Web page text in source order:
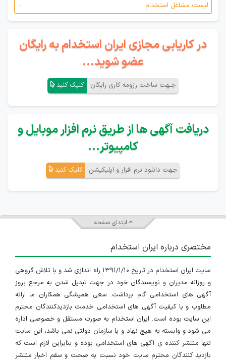
لیست مشاغل استخدام
در کاریابی مجازی ایران استخدام به رایگان
عضو شوید...
جـهت ساخت رزومه کاری رایگان کلیک کنید
دریافت آگهی ها از طریق نرم افزار موبایل و
کامپیوتر...
جهت دانلود نرم افزار و اپلیکیشن کلیک کنید
ابتدای صفحه
مختصری درباره ایران استخدام
سایت ایران استخدام در تاریخ ۱۳۹۱/۱/۱۰ راه اندازی شد و با تلاش گروهی
و روزانه مدیران و نویسندگان خود در جهت تبدیل شدن به مرجع بروز
آگهی های استخدامی گام برداشت. سعی همیشگی همکاران ما ارائه
مطلوب و با کیفیت آگهی های استخدامی خدمت بازدیدکنندگان محترم
این سایت بوده است. ایران استخدام به صورت مستقل و خصوصی اداره
می شود و وابسته به هیچ نهاد و یا سازمان دولتی نمی باشد، این سایت
تنها منتشر کننده ی آگهی های استخدامی بوده و بنابراین لازم است که
بازدید کنندگان محترم سایت خود نسبت به صحت و سقم اخبار منتشر